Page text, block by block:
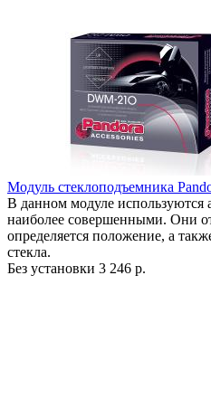
Модуль стеклоподъемника
В данном модуле используются
наиболее совершенными. Они
определяется положение, а
стекла.
Без установки 3 246 р.